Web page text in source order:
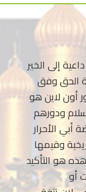
إلى الخير
الحق وفق
أون لاين هو
ودورهم
أبي الأحرار
وقيمها
هو التأكيد
أو